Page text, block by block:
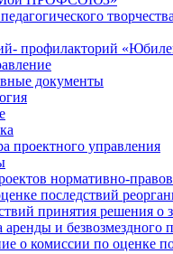
профилакторий
документы
проектного управления
нормативно-
последствий
принятия решения о
и безвозмездного
о комиссии по оценке